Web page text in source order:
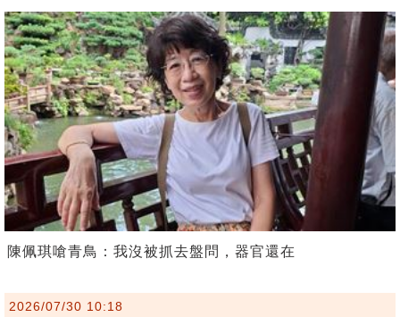
陳佩琪嗆青鳥：我沒被抓去盤問，器官還在
2026/07/30 10:18